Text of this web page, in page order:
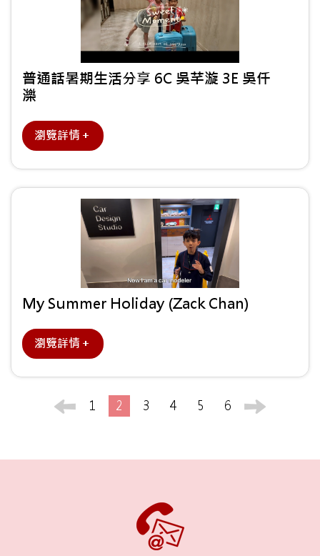
普通話暑期生活分享 6C 吳芊漩 3E 吳仟
濼
瀏覽詳情＋
My Summer Holiday (Zack Chan)
瀏覽詳情＋
1 2 3 4 5 6